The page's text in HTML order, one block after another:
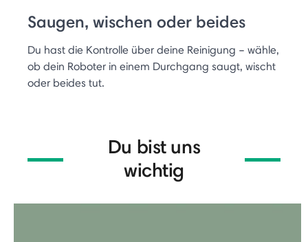
Saugen, wischen oder beides
Du hast die Kontrolle über deine Reinigung – wähle,
ob dein Roboter in einem Durchgang saugt, wischt
oder beides tut.
Du bist uns
wichtig